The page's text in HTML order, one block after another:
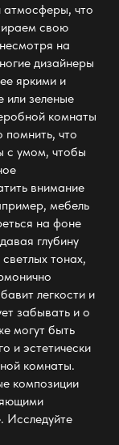
что
свою
на
дизайнеры
яркими и
зеленые
комнаты
помнить, что
с умом, чтобы
внимание
мебель
на фоне
глубину
тонах,
легкости и
забывать и о
могут быть
и эстетически
комнаты.
композиции
Исследуйте